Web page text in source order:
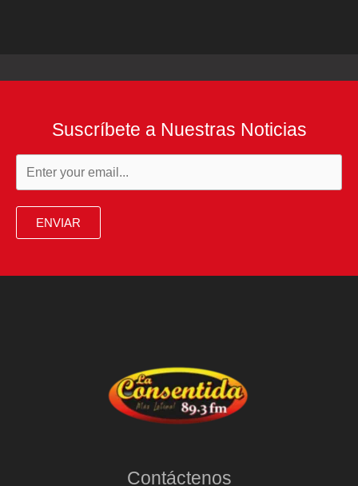
Suscríbete a Nuestras Noticias
ENVIAR
Contáctenos